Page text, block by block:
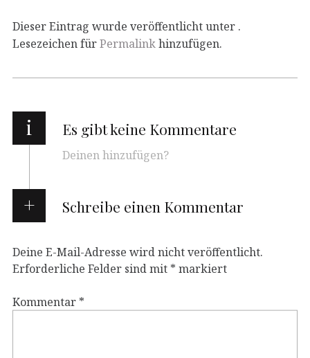
Dieser Eintrag wurde veröffentlicht unter .
Lesezeichen fürPermalinkhinzufügen.
i Es gibt keine Kommentare
Deinen hinzufügen?
Schreibe einen Kommentar
Deine E-Mail-Adresse wird nicht veröffentlicht.
Erforderliche Felder sind mit * markiert
Kommentar *